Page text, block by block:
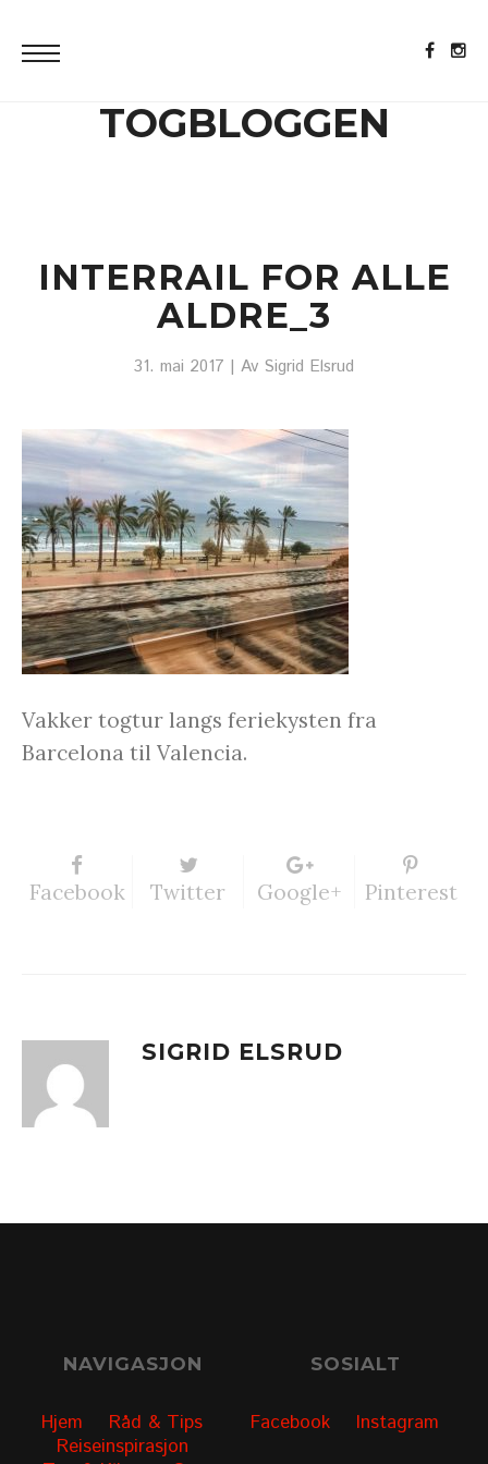
TOGBLOGGEN
INTERRAIL FOR ALLE
ALDRE_3
31. mai 2017 | Av Sigrid Elsrud
Vakker togtur langs feriekysten fra
Barcelona til Valencia.
Facebook Twitter Google+ Pinterest
SIGRID ELSRUD
NAVIGASJON
Hjem
Råd & Tips
Reiseinspirasjon
SOSIALT
Facebook Instagram